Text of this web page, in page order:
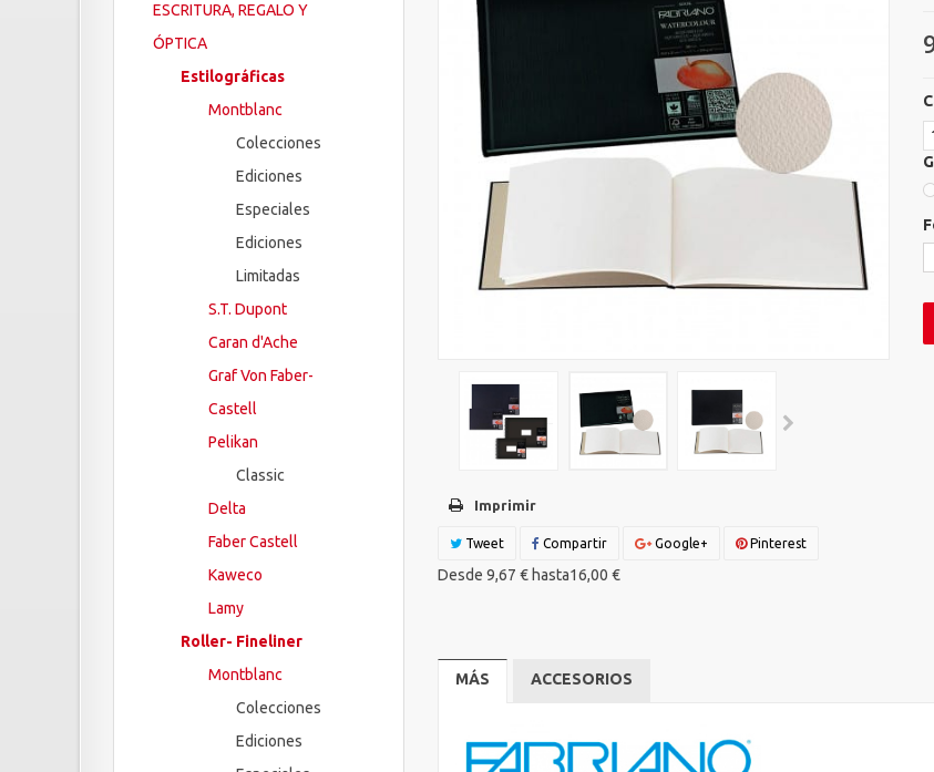
ESCRITURA, REGALO Y
ÓPTICA
Estilográficas
Montblanc
Colecciones
Ediciones
Especiales
Ediciones
Limitadas
S.T. Dupont
Caran d'Ache
Graf Von Faber-
Castell
Pelikan
Classic
Delta
Faber Castell
Kaweco
Lamy
Roller- Fineliner
Montblanc
Colecciones
Ediciones
Imprimir
Tweet Compartir Google+ Pinterest
Desde 9,67 € hasta16,00 €
MÁS ACCESORIOS